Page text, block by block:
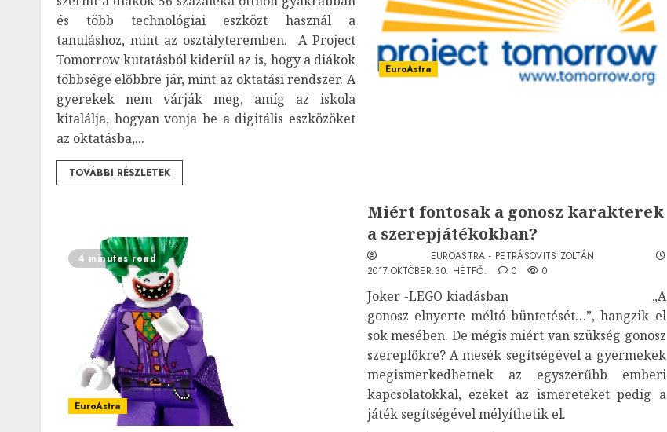
EuroAstra
és több technológiai eszközt használ a
tanuláshoz, mint az osztályteremben. A Project
Tomorrow kutatásból kiderül az is, hogy a diákok
többsége előbbre jár, mint az oktatási rendszer. A
gyerekek nem várják meg, amíg az iskola
kitalálja, hogyan vonja be a digitális eszközöket
az oktatásba,...
TOVÁBBI RÉSZLETEK
4 minutes read
EuroAstra
Miért fontosak a gonosz karakterek
a szerepjátékokban?
EUROASTRA - PETRÁSOVITS ZOLTÁN
2017.OKTÓBER.30. HÉTFŐ.
0 0
Joker -LEGO kiadásban „A
gonosz elnyerte méltó büntetését…”, hangzik el
sok mesében. De mégis miért van szükség gonosz
szereplőkre? A mesék segítségével a gyermekek
megismerkedhetnek az egyszerűbb emberi
kapcsolatokkal, ezeket az ismereteket pedig a
játék segítségével mélyíthetik el.